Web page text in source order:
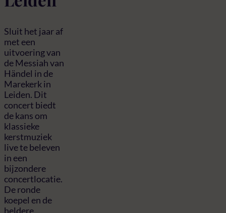
Sluit het jaar af
met een
uitvoering van
de Messiah van
Händel in de
Marekerk in
Leiden. Dit
concert biedt
de kans om
klassieke
kerstmuziek
live te beleven
in een
bijzondere
concertlocatie.
De ronde
koepel en de
heldere